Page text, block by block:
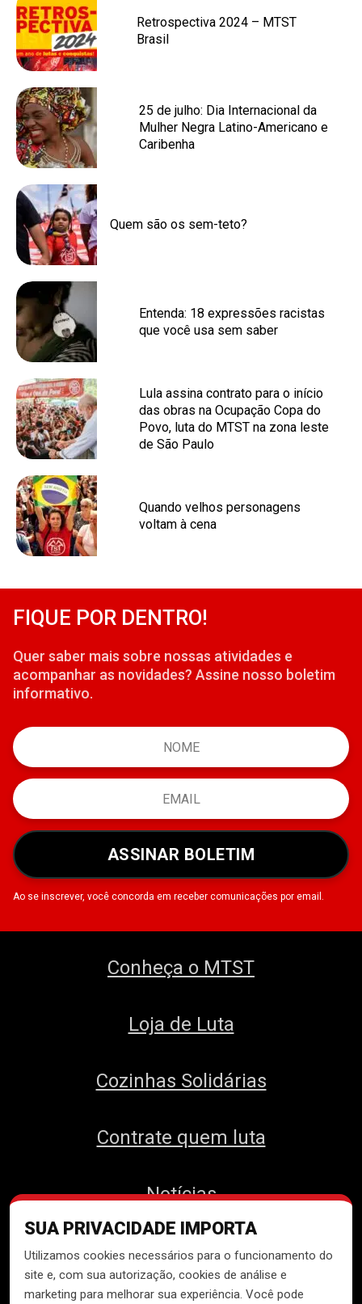
Retrospectiva 2024 – MTST
Brasil
25 de julho: Dia Internacional da
Mulher Negra Latino-Americano e
Caribenha
Quem são os sem-teto?
Entenda: 18 expressões racistas
que você usa sem saber
Lula assina contrato para o início
das obras na Ocupação Copa do
Povo, luta do MTST na zona leste
de São Paulo
Quando velhos personagens
voltam à cena
SUA PRIVACIDADE IMPORTA
Utilizamos cookies necessários para o funcionamento do
site e, com sua autorização, cookies de análise e
marketing para melhorar sua experiência. Você pode
FIQUE POR DENTRO!
Quer saber mais sobre nossas atividades e
acompanhar as novidades? Assine nosso boletim
informativo.
ASSINAR BOLETIM
Ao se inscrever, você concorda em receber comunicações por email.
Conheça o MTST
Loja de Luta
Cozinhas Solidárias
Contrate quem luta
Notícias
Contato